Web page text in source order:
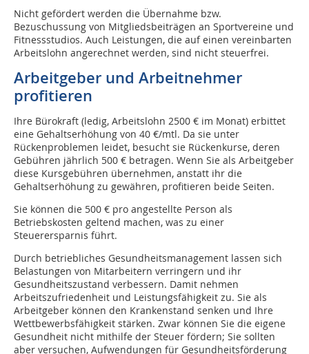
Nicht gefördert werden die Übernahme bzw.
Bezuschussung von Mitgliedsbeiträgen an Sportvereine und
Fitnessstudios. Auch Leistungen, die auf einen vereinbarten
Arbeitslohn angerechnet werden, sind nicht steuerfrei.
Arbeitgeber und Arbeitnehmer
profitieren
Ihre Bürokraft (ledig, Arbeitslohn 2500 € im Monat) erbittet
eine Gehaltserhöhung von 40 €/mtl. Da sie unter
Rückenproblemen leidet, besucht sie Rückenkurse, deren
Gebühren jährlich 500 € betragen. Wenn Sie als Arbeitgeber
diese Kursgebühren übernehmen, anstatt ihr die
Gehaltserhöhung zu gewähren, profitieren beide Seiten.
Sie können die 500 € pro angestellte Person als
Betriebskosten geltend machen, was zu einer
Steuerersparnis führt.
Durch betriebliches Gesundheitsmanagement lassen sich
Belastungen von Mitarbeitern verringern und ihr
Gesundheitszustand verbessern. Damit nehmen
Arbeitszufriedenheit und Leistungsfähigkeit zu. Sie als
Arbeitgeber können den Krankenstand senken und Ihre
Wettbewerbsfähigkeit stärken. Zwar können Sie die eigene
Gesundheit nicht mithilfe der Steuer fördern; Sie sollten
aber versuchen, Aufwendungen für Gesundheitsförderung